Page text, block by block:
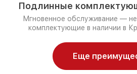
Подлинные
Мгновенное обслуживание —
комплектующие в наличии в
Еще